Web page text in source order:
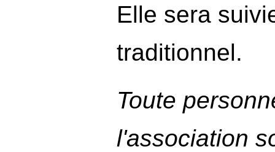
Elle sera
traditionnel.
Toute
l'association